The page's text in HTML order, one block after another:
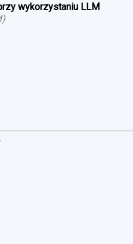
wykorzystaniu LLM
)